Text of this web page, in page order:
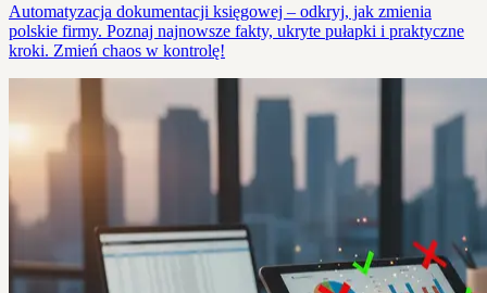
Automatyzacja dokumentacji księgowej – odkryj, jak zmienia
polskie firmy. Poznaj najnowsze fakty, ukryte pułapki i praktyczne
kroki. Zmień chaos w kontrolę!